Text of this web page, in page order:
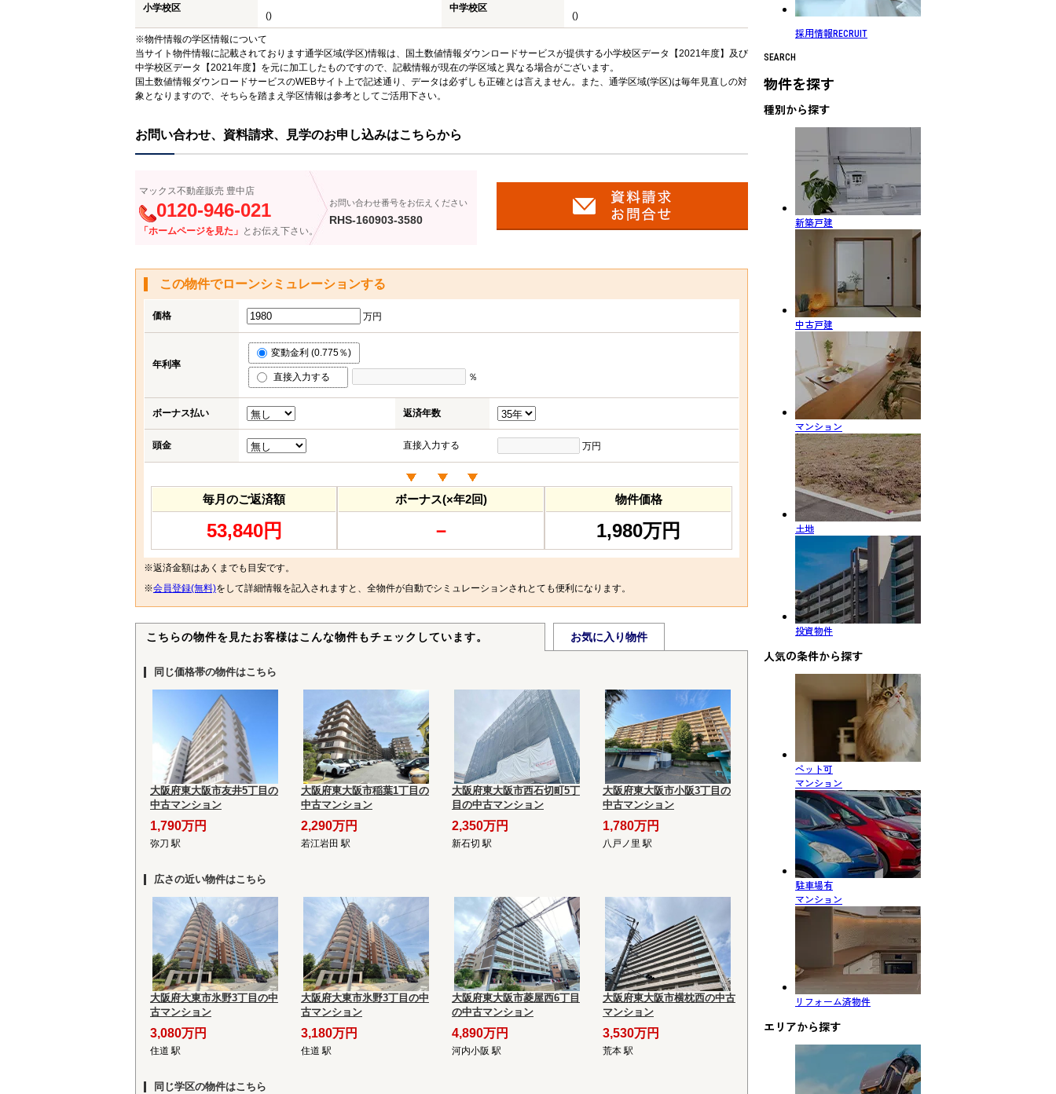
小学校区
()
中学校区
()
※物件情報の学区情報について
当サイト物件情報に記載されております通学区域(学区)情報は、国土数値情報ダウンロードサービスが提供する小学校区データ【2021年度】及び
中学校区データ【2021年度】を元に加工したものですので、記載情報が現在の学区域と異なる場合がございます。
国土数値情報ダウンロードサービスのWEBサイト上で記述通り、データは必ずしも正確とは言えません。また、通学区域(学区)は毎年見直しの対
象となりますので、そちらを踏まえ学区情報は参考としてご活用下さい。
お問い合わせ、資料請求、見学のお申し込みはこちらから
マックス不動産販売 豊中店
0120-946-021
「ホームページを見た」 とお伝え下さい。
お問い合わせ番号をお伝えください
RHS-160903-3580
この物件でローンシミュレーションする
価格 万円
年利率
変動金利 (0.775％)
直接入力する ％
ボーナス払い 返済年数
頭金 直接入力する 万円
毎月のご返済額
53,840円
ボーナス(×年2回)
－
物件価格
1,980万円
※返済金額はあくまでも目安です。
※会員登録(無料)をして詳細情報を記入されますと、全物件が自動でシミュレーションされとても便利になります。
こちらの物件を見たお客様はこんな物件もチェックしています。 お気に入り物件
同じ価格帯の物件はこちら
大阪府東大阪市友井5丁目の
中古マンション
1,790万円
弥刀 駅
大阪府東大阪市稲葉1丁目の
中古マンション
2,290万円
若江岩田 駅
大阪府東大阪市西石切町5丁
目の中古マンション
2,350万円
新石切 駅
大阪府東大阪市小阪3丁目の
中古マンション
1,780万円
八戸ノ里 駅
広さの近い物件はこちら
大阪府大東市氷野3丁目の中
古マンション
3,080万円
住道 駅
大阪府大東市氷野3丁目の中
古マンション
3,180万円
住道 駅
大阪府東大阪市菱屋西6丁目
の中古マンション
4,890万円
河内小阪 駅
大阪府東大阪市横枕西の中古
マンション
3,530万円
荒本 駅
同じ学区の物件はこちら
採用情報 RECRUIT
SEARCH
物件を探す
種別から探す
新築戸建
中古戸建
マンション
土地
投資物件
人気の条件から探す
ペット可
マンション
駐車場有
マンション
リフォーム済物件
エリアから探す